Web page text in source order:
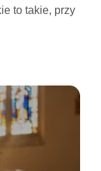
to takie, przy